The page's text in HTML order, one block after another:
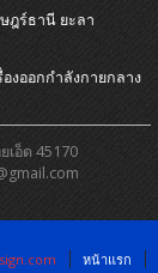
ฎร์ธานี ยะลา
องออกกําลังกายกลาง
อ็ด 45170
หน้าแรก